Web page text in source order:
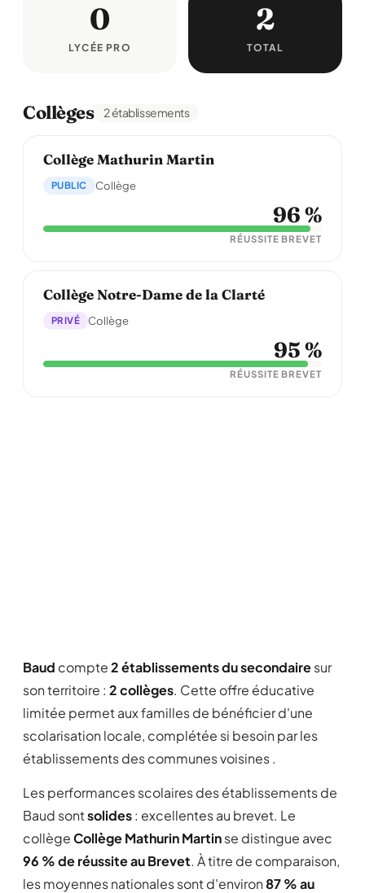
0
LYCÉE PRO
2
TOTAL
Collèges 2 établissements
Collège Mathurin Martin
PUBLIC Collège
96 %
RÉUSSITE BREVET
Collège Notre-Dame de la Clarté
PRIVÉ Collège
95 %
RÉUSSITE BREVET
Baud compte2 établissements du secondairesur
son territoire : 2 collèges. Cette offre éducative
limitée permet aux familles de bénéficier d'une
scolarisation locale, complétée si besoin par les
établissements des communes voisines .
Les performances scolaires des établissements de
Baud sontsolides: excellentes au brevet. Le
collègeCollège Mathurin Martinse distingue avec
96 % de réussite au Brevet. À titre de comparaison,
les moyennes nationales sont d'environ87 % au